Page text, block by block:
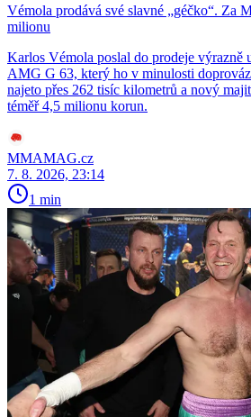
Vémola prodává své slavné „géčko“. Za
milionu
Karlos Vémola poslal do prodeje výrazně
AMG G 63, který ho v minulosti
najeto přes 262 tisíc kilometrů a nový
téměř 4,5 milionu korun.
MMAMAG.cz
7. 8. 2026, 23:14
1 min